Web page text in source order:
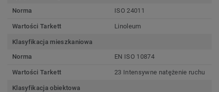
Norma
ISO 24011
Wartości Tarkett Linoleum
Klasyfikacja mieszkaniowa
Norma
EN ISO 10874
Wartości Tarkett 23 Intensywne natężenie ruchu
Klasyfikacja obiektowa